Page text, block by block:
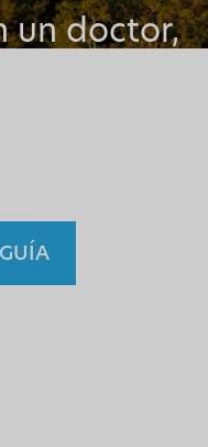
un doctor,